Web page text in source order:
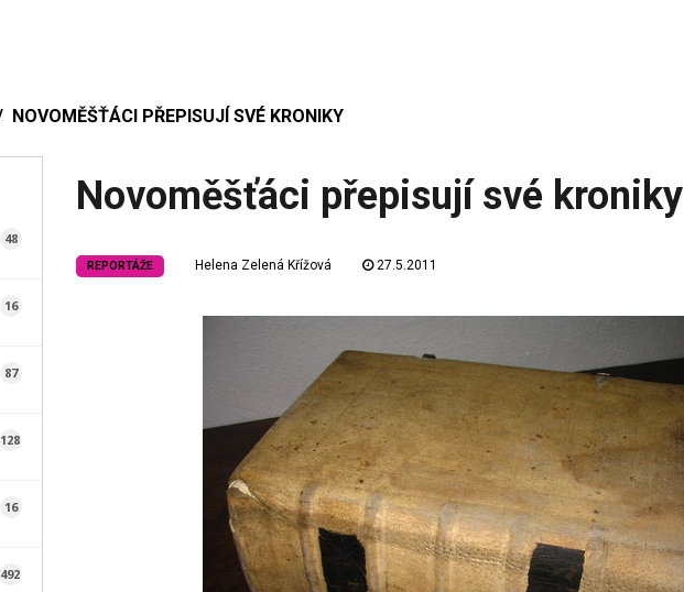
NOVOMĚŠŤÁCI PŘEPISUJÍ SVÉ KRONIKY
48
16
87
128
16
492
Novoměšťáci přepisují své kroniky
REPORTÁŽE Helena Zelená Křížová 27.5.2011